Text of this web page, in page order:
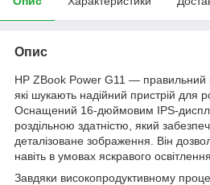
Опис
HP ZBook Power G11 — правильний
які шукають надійний пристрій для
Оснащений 16-дюймовим IPS-
роздільною здатністю, який
деталізоване зображення. Він
навіть в умовах яскравого освітлення.
Завдяки високопродуктивному